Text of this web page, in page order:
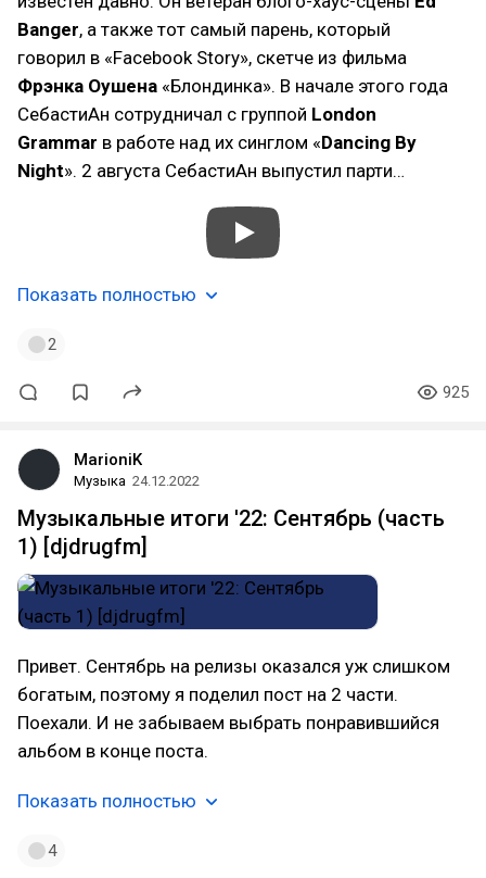
Banger, а также тот самый парень, который
говорил в «Facebook Story», скетче из фильма
Фрэнка Оушена «Блондинка». В начале этого года
СебастиАн сотрудничал с группой London
Grammar в работе над их синглом «Dancing By
Night». 2 августа СебастиАн выпустил парти…
Показать полностью
2
925
MarioniK
Музыка 24.12.2022
Музыкальные итоги '22: Сентябрь (часть
1) [djdrugfm]
Привет. Сентябрь на релизы оказался уж слишком
богатым, поэтому я поделил пост на 2 части.
Поехали. И не забываем выбрать понравившийся
альбом в конце поста.
Показать полностью
4